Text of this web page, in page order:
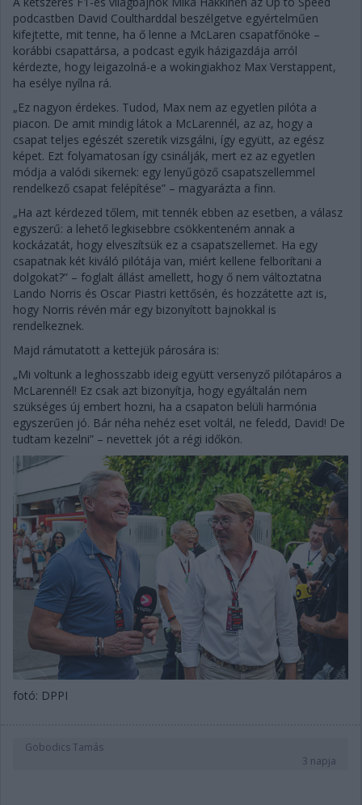
podcastben David Coultharddal beszélgetve egyértelműen
kifejtette, mit tenne, ha ő lenne a McLaren csapatfőnöke –
korábbi csapattársa, a podcast egyik házigazdája arról
kérdezte, hogy leigazolná-e a wokingiakhoz Max Verstappent,
ha esélye nyílna rá.
„Ez nagyon érdekes. Tudod, Max nem az egyetlen pilóta a
piacon. De amit mindig látok a McLarennél, az az, hogy a
csapat teljes egészét szeretik vizsgálni, így együtt, az egész
képet. Ezt folyamatosan így csinálják, mert ez az egyetlen
módja a valódi sikernek: egy lenyűgöző csapatszellemmel
rendelkező csapat felépítése” – magyarázta a finn.
„Ha azt kérdezed tőlem, mit tennék ebben az esetben, a válasz
egyszerű: a lehető legkisebbre csökkenteném annak a
kockázatát, hogy elveszítsük ez a csapatszellemet. Ha egy
csapatnak két kiváló pilótája van, miért kellene felborítani a
dolgokat?” – foglalt állást amellett, hogy ő nem változtatna
Lando Norris és Oscar Piastri kettősén, és hozzátette azt is,
hogy Norris révén már egy bizonyított bajnokkal is
rendelkeznek.
Majd rámutatott a kettejük párosára is:
„Mi voltunk a leghosszabb ideig együtt versenyző pilótapáros a
McLarennél! Ez csak azt bizonyítja, hogy egyáltalán nem
szükséges új embert hozni, ha a csapaton belüli harmónia
egyszerűen jó. Bár néha nehéz eset voltál, ne feledd, David! De
tudtam kezelni” – nevettek jót a régi időkön.
fotó: DPPI
Gobodics Tamás
3 napja